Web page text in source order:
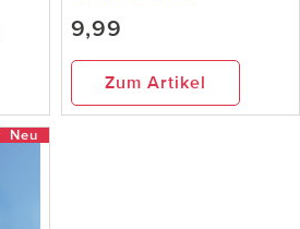
9,99
Zum Artikel
Neu